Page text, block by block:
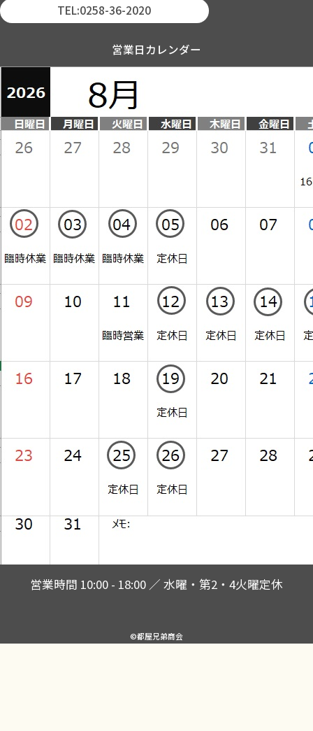
TEL:0258-36-2020
営業日カレンダー
営業時間 10:00 - 18:00 ／ 水曜・第2・4火曜定休
©都屋兄弟商会